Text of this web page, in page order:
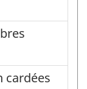
cardées